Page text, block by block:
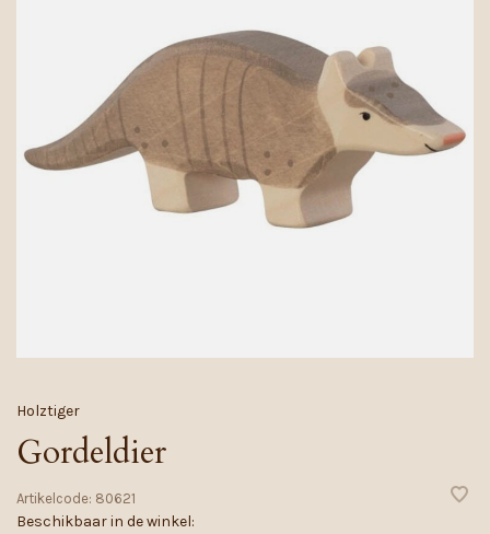
Holztiger
Gordeldier
Artikelcode: 80621
Beschikbaar in de winkel: